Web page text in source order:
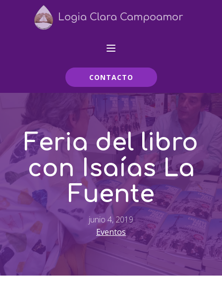
Logia Clara Campoamor
CONTACTO
Feria del libro
con Isaías La
Fuente
junio 4, 2019
Eventos